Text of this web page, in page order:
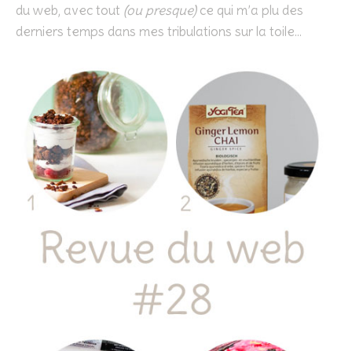
du web, avec tout (ou presque)ce qui m’a plu des
derniers temps dans mes tribulations sur la toile…